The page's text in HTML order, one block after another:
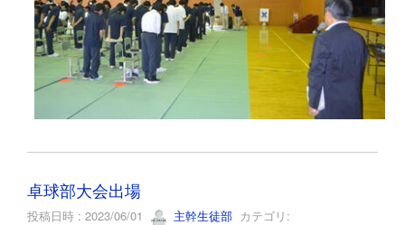
卓球部大会出場
投稿日時 : 2023/06/01 主幹生徒部 カテゴリ: